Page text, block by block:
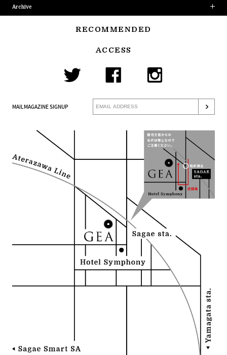
Archive
RECOMMENDED
ACCESS
MAILMAGAZINE SIGNUP